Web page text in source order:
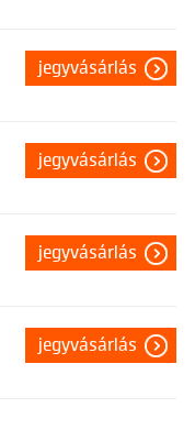
jegyvásárlás
jegyvásárlás
jegyvásárlás
jegyvásárlás